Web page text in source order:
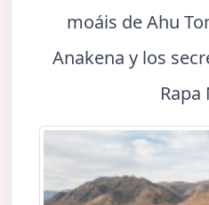
moáis de Ahu
Anakena y los
Rapa